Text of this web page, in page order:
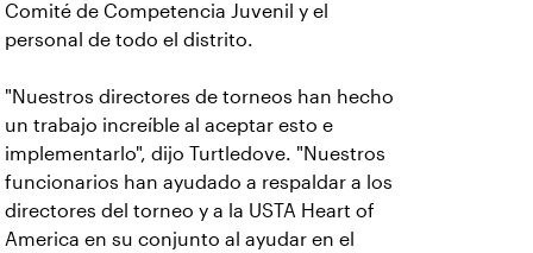
Comité de Competencia Juvenil y el
personal de todo el distrito.
"Nuestros directores de torneos han hecho
un trabajo increíble al aceptar esto e
implementarlo", dijo Turtledove. "Nuestros
funcionarios han ayudado a respaldar a los
directores del torneo y a la USTA Heart of
America en su conjunto al ayudar en el